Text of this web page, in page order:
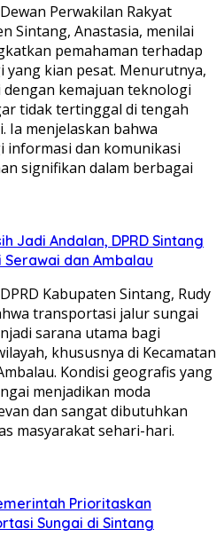
Perwakilan Rakyat
Sintang, Anastasia, menilai
pemahaman terhadap
kian pesat. Menurutnya,
kemajuan teknologi
tidak tertinggal di tengah
Ia menjelaskan bahwa
dan komunikasi
signifikan dalam berbagai
Jadi Andalan, DPRD Sintang
dan Ambalau
Kabupaten Sintang, Rudy
transportasi jalur sungai
sarana utama bagi
khususnya di Kecamatan
Kondisi geografis yang
menjadikan moda
dan sangat dibutuhkan
masyarakat sehari-hari.
Prioritaskan
Sungai di Sintang